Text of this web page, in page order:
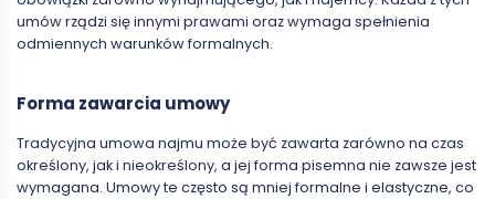
umów rządzi się innymi prawami oraz wymaga spełnienia
odmiennych warunków formalnych.
Forma zawarcia umowy
Tradycyjna umowa najmu może być zawarta zarówno na czas
określony, jak i nieokreślony, a jej forma pisemna nie zawsze jest
wymagana. Umowy te często są mniej formalne i elastyczne, co